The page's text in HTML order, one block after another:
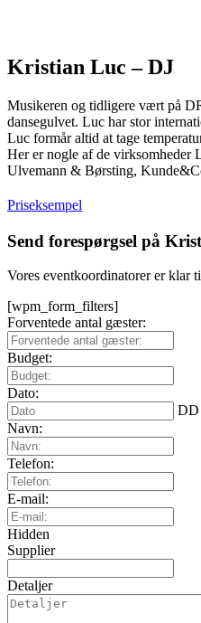
Kristian Luc – DJ
Musikeren og tidligere vært på
dansegulvet. Luc har stor
Luc formår altid at tage
Her er nogle af de
Ulvemann & Børsting,
Priseksempel
Send forespørgsel på
Vores eventkoordinatorer er klar
[wpm_form_filters]
Forventede antal gæster:
Budget:
Dato:
DD
Navn:
Telefon:
E-mail:
Hidden
Supplier
Detaljer